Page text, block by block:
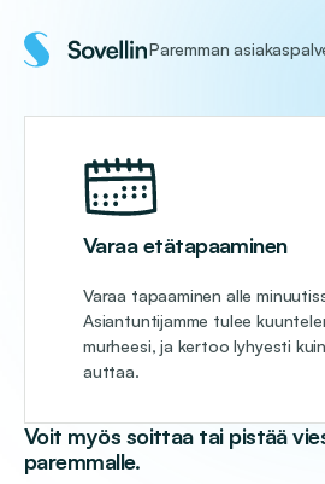
Paremman
Varaa etätapaaminen
Varaa tapaaminen alle
Asiantuntijamme tulee
murheesi, ja kertoo lyhyesti
auttaa.
Voit myös soittaa tai pistää
paremmalle.